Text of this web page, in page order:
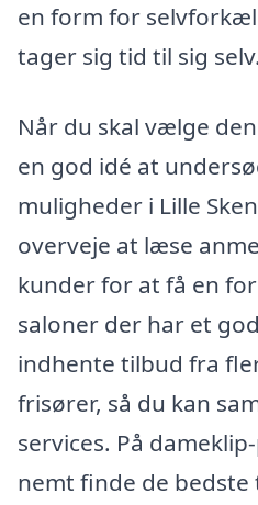
en form for
tager sig tid til sig selv.
Når du skal vælge
en god idé at
muligheder i Lille
overveje at læse
kunder for at få en
saloner der har et
indhente tilbud fra
frisører, så du kan
services. På
nemt finde de